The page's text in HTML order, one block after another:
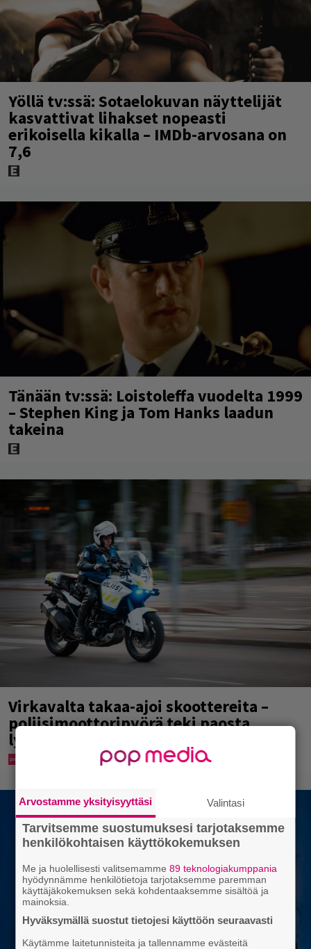
Yöllä tv:ssä: Sotaelokuvan näyttelijät
kasvattivat lihakset nopeasti
erikoisella kikalla – IMDb-arvosana on
7,6
Tänään tv:ssä: Loistoleffa vuodelta 1999
– Stephen King ja Tom Hanks laadun
takeina
Virkavalta takaa-ajoi skoottereita –
poliisimoottoripyörä teki paosta
lyhyen
Arvostamme yksityisyyttäsi Valintasi
Tarvitsemme suostumuksesi tarjotaksemme
henkilökohtaisen käyttökokemuksen
Me ja huolellisesti valitsemamme89 teknologiakumppania
hyödynnämme henkilötietoja tarjotaksemme paremman
käyttäjäkokemuksen sekä kohdentaaksemme sisältöä ja
mainoksia.
Hyväksymällä suostut tietojesi käyttöön seuraavasti
Käytämme laitetunnisteita ja tallennamme evästeitä